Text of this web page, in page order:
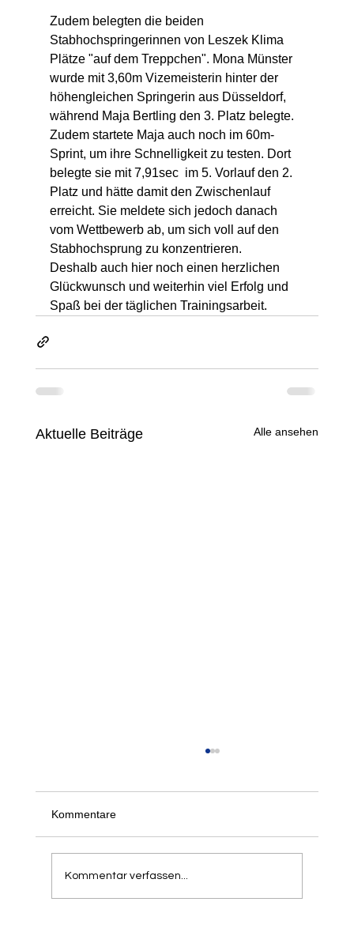
Zudem belegten die beiden
Stabhochspringerinnen von Leszek Klima
Plätze "auf dem Treppchen". Mona Münster
wurde mit 3,60m Vizemeisterin hinter der
höhengleichen Springerin aus Düsseldorf,
während Maja Bertling den 3. Platz belegte.
Zudem startete Maja auch noch im 60m-
Sprint, um ihre Schnelligkeit zu testen. Dort
belegte sie mit 7,91sec  im 5. Vorlauf den 2.
Platz und hätte damit den Zwischenlauf
erreicht. Sie meldete sich jedoch danach
vom Wettbewerb ab, um sich voll auf den
Stabhochsprung zu konzentrieren.
Deshalb auch hier noch einen herzlichen
Glückwunsch und weiterhin viel Erfolg und
Spaß bei der täglichen Trainingsarbeit.
Aktuelle Beiträge Alle ansehen
Schon jetzt freuen wir uns, alle informieren zu
Kommentare
Kommentar verfassen...